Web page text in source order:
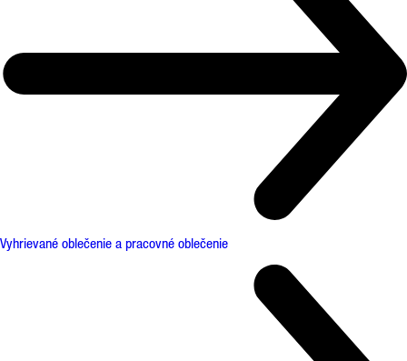
Vyhrievané oblečenie a pracovné oblečenie